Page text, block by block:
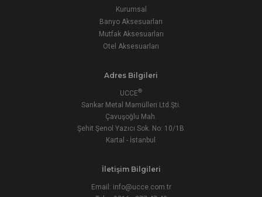
Kurumsal
Banyo Aksesuarları
Mutfak Aksesuarları
Otel Aksesuarları
Adres Bilgileri
UCCE®
Sankar Metal Mamülleri Ltd.Şti.
Çavuşoğlu Mah.
Şehit Şenol Yazıcı Sok. No: 10/1B
Kartal - İstanbul
İletişim Bilgileri
Email: info@ucce.com.tr